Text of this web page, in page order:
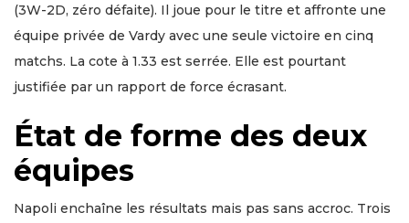
(3W-2D, zéro défaite). Il joue pour le titre et affronte une
équipe privée de Vardy avec une seule victoire en cinq
matchs. La cote à 1.33 est serrée. Elle est pourtant
justifiée par un rapport de force écrasant.
État de forme des deux
équipes
Napoli enchaîne les résultats mais pas sans accroc. Trois